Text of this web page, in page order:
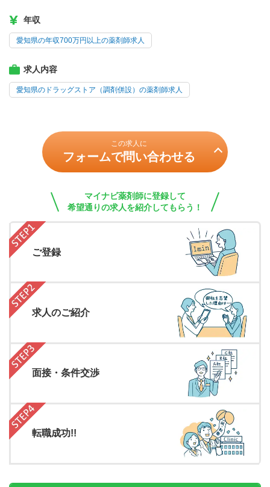
年収
愛知県の年収700万円以上の薬剤師求人
求人内容
愛知県のドラッグストア（調剤併設）の薬剤師求人
この求人に
フォームで問い合わせる
マイナビ薬剤師に登録して
希望通りの求人を紹介してもらう！
ご登録
求人のご紹介
面接・条件交渉
転職成功!!